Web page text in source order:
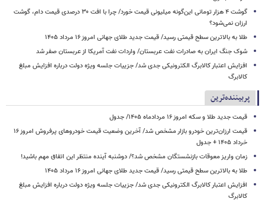
گوشت ۴ هزار تومانی این‌گونه میلیونی قیمت خورد/ چرا با افت ۳۰ درصدی قیمت دام، گوشت
ارزان نمی‌شود؟
طلا به بالاترین سطح قیمتی رسید/ قیمت جدید طلای جهانی امروز ۱۶ مرداد ۱۴۰۵
شوک جنگ ایران به صادرات نفت عربستان/ واردات نفت آمریکا از عربستان صفر شد
افزایش اعتبار کالابرگ الکترونیکی جدی شد/ جزییات جلسه ویژه دولت درباره افزایش مبلغ
کالابرگ
پربیننده‌ترین
قیمت جدید طلا و سکه امروز ۱۶ مردادماه ۱۴۰۵/ جدول
قیمت ارزان‌ترین خودرو بازار مشخص شد/ آخرین وضعیت قیمت خودروهای پرفروش امروز ۱۶
خرداد ۱۴۰۵ + جدول
زمان واریز معوقات بازنشستگان مشخص شد؟/ دوشنبه آینده منتظر این اتفاق مهم باشید!
طلا به بالاترین سطح قیمتی رسید/ قیمت جدید طلای جهانی امروز ۱۶ مرداد ۱۴۰۵
افزایش اعتبار کالابرگ الکترونیکی جدی شد/ جزییات جلسه ویژه دولت درباره افزایش مبلغ
کالابرگ